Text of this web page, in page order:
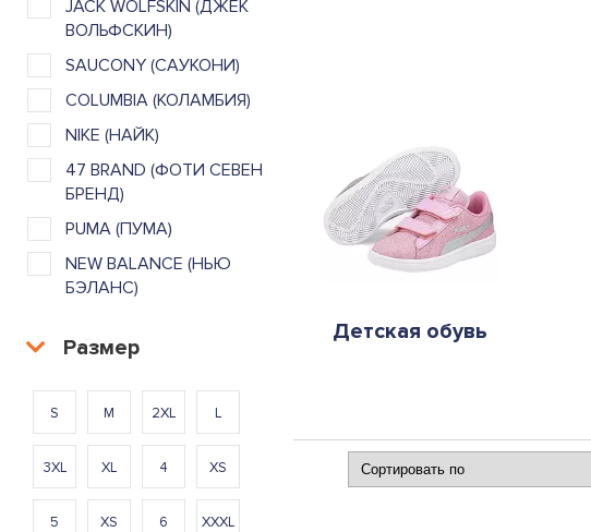
JACK WOLFSKIN (ДЖЕК
ВОЛЬФСКИН)
SAUCONY (САУКОНИ)
COLUMBIA (КОЛАМБИЯ)
NIKE (НАЙК)
47 BRAND (ФОТИ СЕВЕН
БРЕНД)
PUMA (ПУМА)
NEW BALANCE (НЬЮ
БЭЛАНС)
Размер
S M 2XL L
3XL XL 4 XS
5 XS 6 XXXL
Детская обувь